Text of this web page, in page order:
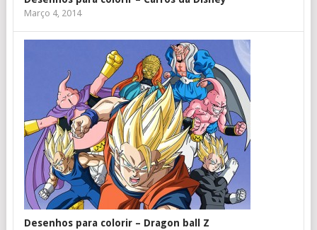
Março 4, 2014
Desenhos para colorir – Dragon ball Z